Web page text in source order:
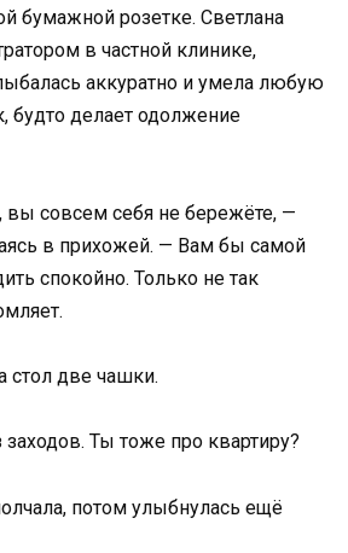
бумажной розетке. Светлана
в частной клинике,
аккуратно и умела любую
будто делает одолжение
вы совсем себя не бережёте, —
в прихожей. — Вам бы самой
спокойно. Только не так
стол две чашки.
Ты тоже про квартиру?
потом улыбнулась ещё